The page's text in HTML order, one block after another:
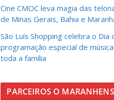
Cine CMOC leva magia das
de Minas Gerais, Bahia e
São Luís Shopping celebra o Dia
programação especial de
toda a família
PARCEIROS O